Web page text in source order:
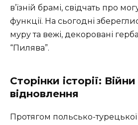
в’їзній брамі, свідчать про
функції. На сьогодні
муру та вежі, декоровані
“Пилява”.
Сторінки історії:
відновлення
Протягом польсько-